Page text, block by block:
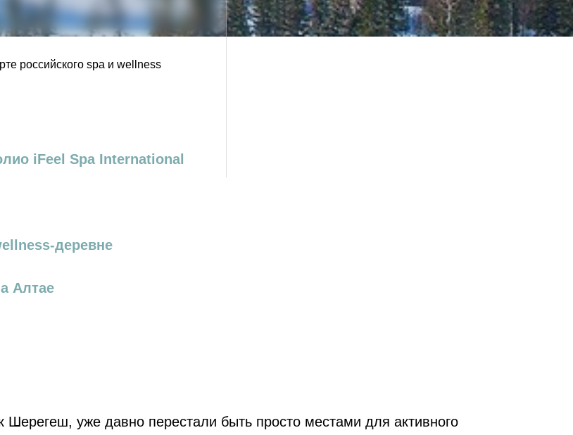
российского spa и wellness
iFeel Spa International
деревне
Алтае
Шерегеш, уже давно перестали быть просто местами для активного